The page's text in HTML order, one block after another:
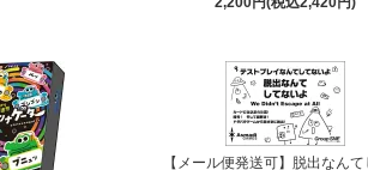
【メール便発送可】脱出なん